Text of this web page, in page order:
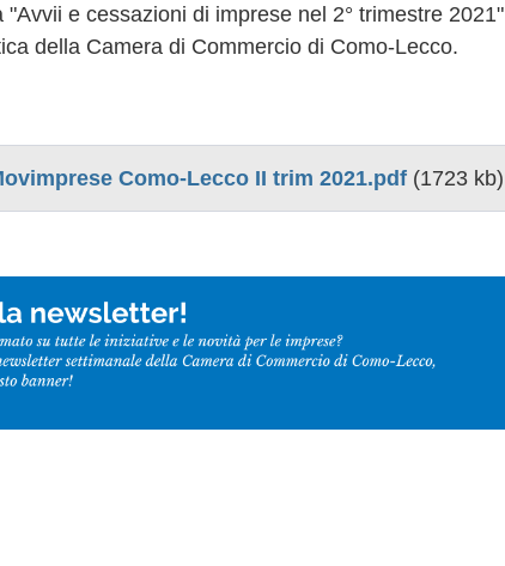
e cessazioni di imprese nel 2° trimestre 2021"
della Camera di Commercio di Como-Lecco.
Como-Lecco II trim 2021.pdf (1723 kb)